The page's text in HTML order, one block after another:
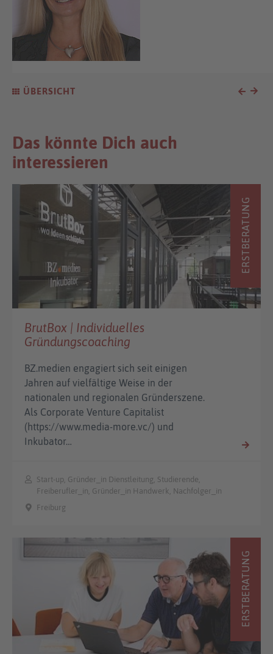
ÜBERSICHT
Das könnte Dich auch
interessieren
ERSTBERATUNG
BrutBox | Individuelles
Gründungscoaching
BZ.medien engagiert sich seit einigen
Jahren auf vielfältige Weise in der
nationalen und regionalen Gründerszene.
Als Corporate Venture Capitalist
(https://www.media-more.vc/) und
Inkubator…
Start-up, Gründer_in Dienstleitung, Studierende,
Freiberufler_in, Gründer_in Handwerk, Nachfolger_in
Freiburg
ERSTBERATUNG